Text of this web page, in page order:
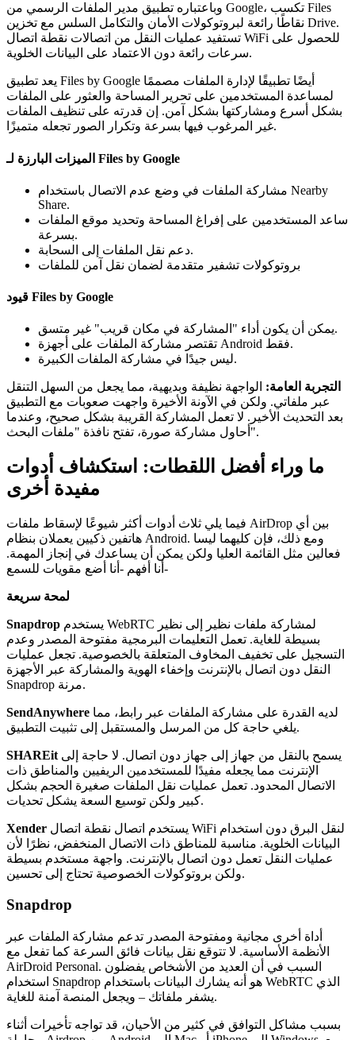
وباعتباره تطبيق مدير الملفات الرسمي من Google، تكسب Files
نقاطًا رائعة لبروتوكولات الأمان والتكامل السلس مع تخزين Drive.
تستفيد عمليات النقل من اتصالات نقطة اتصال WiFi للحصول على
سرعات رائعة دون الاعتماد على البيانات الخلوية.
يعد تطبيق Files by Google أيضًا تطبيقًا لإدارة الملفات مصممًا
لمساعدة المستخدمين على تحرير المساحة والعثور على الملفات
بشكل أسرع ومشاركتها بشكل آمن. إن قدرته على تنظيف الملفات
غير المرغوب فيها بسرعة وتكرار الصور تجعله متميزًا.
الميزات البارزة لـ Files by Google
مشاركة الملفات في وضع عدم الاتصال باستخدام Nearby
Share.
ساعد المستخدمين على إفراغ المساحة وتحديد موقع الملفات
بسرعة.
دعم نقل الملفات إلى السحابة.
بروتوكولات تشفير متقدمة لضمان نقل آمن للملفات
قيود Files by Google
يمكن أن يكون أداء "المشاركة في مكان قريب" غير متسق.
تقتصر مشاركة الملفات على أجهزة Android فقط.
ليس جيدًا في مشاركة الملفات الكبيرة.
التجربة العامة: الواجهة نظيفة وبديهية، مما يجعل من السهل التنقل
عبر ملفاتي. ولكن في الآونة الأخيرة واجهت صعوبات مع التطبيق
بعد التحديث الأخير. لا تعمل المشاركة القريبة بشكل صحيح، وعندما
أحاول مشاركة صورة، تفتح نافذة "ملفات البحث".
ما وراء أفضل اللقطات: استكشاف أدوات
مفيدة أخرى
فيما يلي ثلاث أدوات أكثر شيوعًا لإسقاط ملفات AirDrop بين أي
هاتفين ذكيين يعملان بنظام Android. ومع ذلك، فإن كليهما ليسا
فعالين مثل القائمة العليا ولكن يمكن أن يساعدك في إنجاز المهمة.
-أنا أفهم -أنا أضع مقويات للسمع
لمحة سريعة
Snapdrop
بسيطة للغاية. تعمل التعليمات البرمجية مفتوحة المصدر وعدم
التسجيل على تخفيف المخاوف المتعلقة بالخصوصية. تجعل عمليات
النقل دون اتصال بالإنترنت وإخفاء الهوية والمشاركة عبر الأجهزة
Snapdrop مرنة.
SendAnywhere
يلغي حاجة كل من المرسل والمستقبل إلى تثبيت التطبيق.
SHAREit
الإنترنت مما يجعله مفيدًا للمستخدمين الريفيين والمناطق ذات
الاتصال المحدود. تعمل عمليات نقل الملفات صغيرة الحجم بشكل
كبير ولكن توسيع السعة يشكل تحديات.
Xender
البيانات الخلوية. مناسبة للمناطق ذات الاتصال المنخفض، نظرًا لأن
عمليات النقل تعمل دون اتصال بالإنترنت. واجهة مستخدم بسيطة
ولكن بروتوكولات الخصوصية تحتاج إلى تحسين.
Snapdrop
أداة أخرى مجانية ومفتوحة المصدر تدعم مشاركة الملفات عبر
الأنظمة الأساسية. لا تتوقع نقل بيانات فائق السرعة كما تفعل مع
AirDroid Personal. السبب في أن العديد من الأشخاص يفضلون
استخدام Snapdrop هو أنه يشارك البيانات باستخدام WebRTC الذي
يشفر ملفاتك – ويجعل المنصة آمنة للغاية.
بسبب مشاكل التوافق في كثير من الأحيان، قد تواجه تأخيرات أثناء